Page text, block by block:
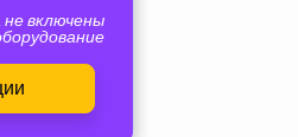
включены